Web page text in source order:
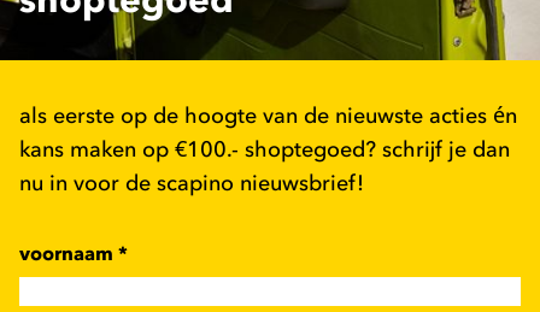
als eerste op de hoogte van de nieuwste acties én
kans maken op €100.- shoptegoed? schrijf je dan
nu in voor de scapino nieuwsbrief!
voornaam *